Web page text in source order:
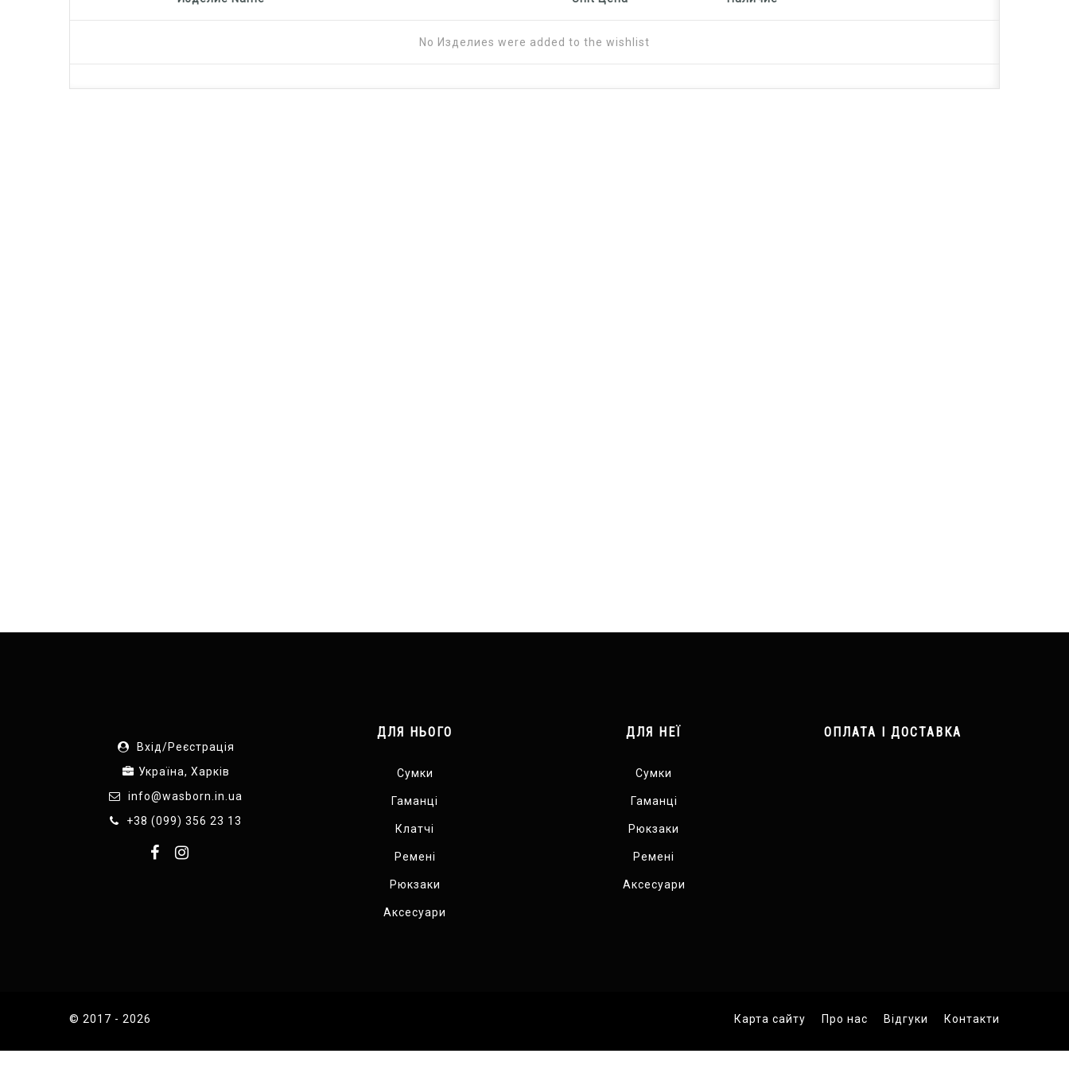
No Изделиеs were added to the wishlist
Вхід/Реєстрація
Україна, Харків
info@wasborn.in.ua
+38 (099) 356 23 13
ДЛЯ НЬОГО
Сумки
Гаманці
Клатчі
Ремені
Рюкзаки
Аксесуари
ДЛЯ НЕЇ
Сумки
Гаманці
Рюкзаки
Ремені
Аксесуари
ОПЛАТА І ДОСТАВКА
© 2017 - 2026 Карта сайту Про нас Відгуки Контакти